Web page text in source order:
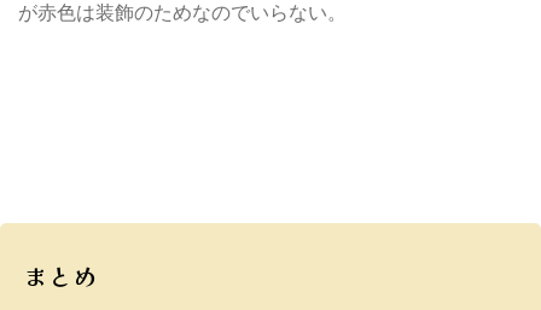
が赤色は装飾のためなのでいらない。
まとめ